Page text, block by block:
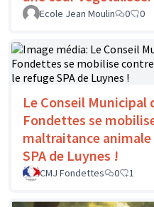
Ecole Jean Moulin 0 0
Le Conseil Municipal
Fondettes se
maltraitance
SPA de Luynes !
CMJ Fondettes 0 1